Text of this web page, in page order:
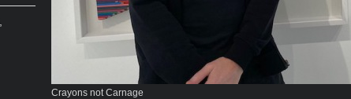
Crayons not Carnage